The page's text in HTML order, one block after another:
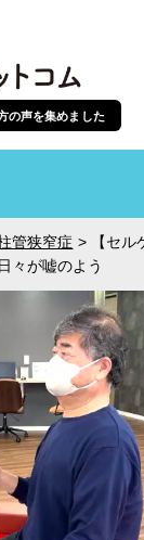
の声を集めました
管狭窄症 >
【セ
々が嘘のよう